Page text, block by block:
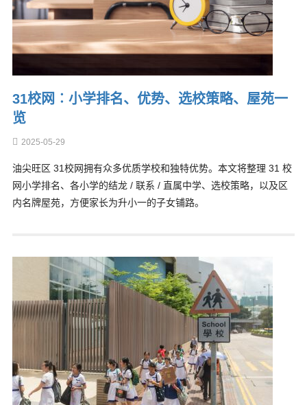
31校网︰小学排名、优势、选校策略、屋苑一
览
2025-05-29
油尖旺区 31校网拥有众多优质学校和独特优势。本文将整理 31 校
网小学排名、各小学的结龙 / 联系 / 直属中学、选校策略，以及区
内名牌屋苑，方便家长为升小一的子女铺路。